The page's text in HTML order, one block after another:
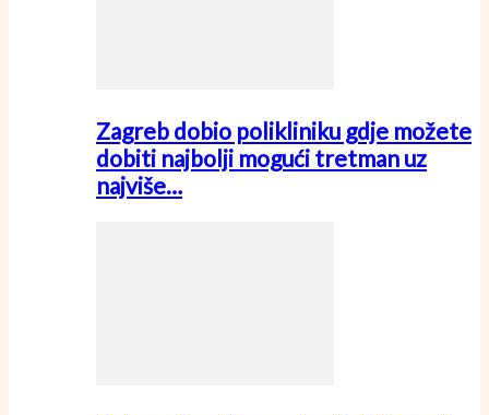
Zagreb dobio polikliniku gdje možete
dobiti najbolji mogući tretman uz
najviše…